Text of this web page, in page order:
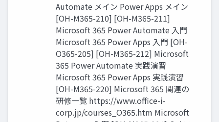
Automate メイン Power Apps メイン
[OH-M365-210] [OH-M365-211]
Microsoft 365 Power Automate 入門
Microsoft 365 Power Apps 入門 [OH-
O365-205] [OH-M365-212] Microsoft
365 Power Automate 実践演習
Microsoft 365 Power Apps 実践演習
[OH-M365-220] Microsoft 365 関連の
研修一覧 https://www.office-i-
corp.jp/courses_O365.htm Microsoft